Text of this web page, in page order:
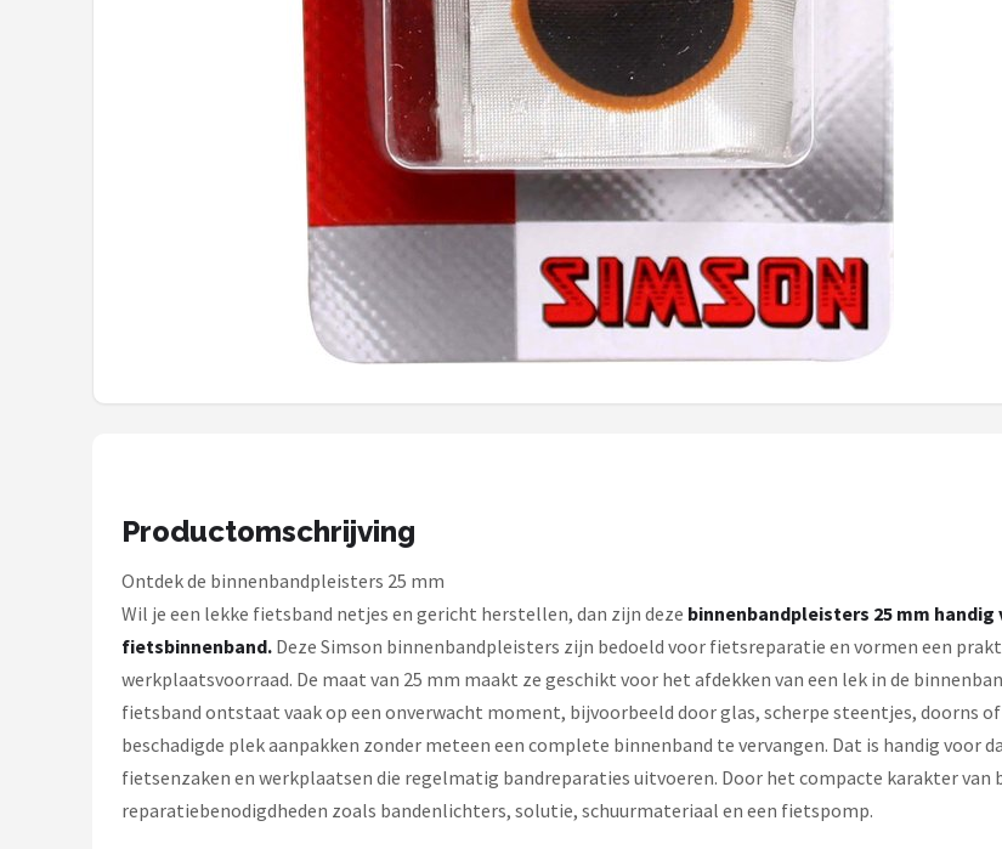
Productomschrijving
Ontdek de binnenbandpleisters 25 mm
Wil je een lekke fietsband netjes en gericht herstellen, dan zijn deze binnenbandpleisters 25 mm
fietsbinnenband. Deze Simson binnenbandpleisters zijn bedoeld voor fietsreparatie en vormen een
werkplaatsvoorraad. De maat van 25 mm maakt ze geschikt voor het afdekken van een lek in de
fietsband ontstaat vaak op een onverwacht moment, bijvoorbeeld door glas, scherpe steentjes, doorns
beschadigde plek aanpakken zonder meteen een complete binnenband te vervangen. Dat is handig voor
fietsenzaken en werkplaatsen die regelmatig bandreparaties uitvoeren. Door het compacte karakter van
reparatiebenodigdheden zoals bandenlichters, solutie, schuurmateriaal en een fietspomp.